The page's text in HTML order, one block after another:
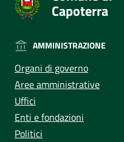
Capoterra
AMMINISTRAZIONE
Organi di governo
Aree amministrative
Uffici
Enti e fondazioni
Politici